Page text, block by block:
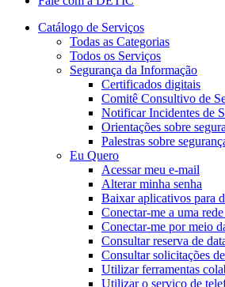
Catálogo de Serviços
Todas as Categorias
Todos os Serviços
Segurança da Informação
Certificados digitais
Comitê Consultivo de
Notificar Incidentes de
Orientações sobre
Palestras sobre
Eu Quero
Acessar meu e-mail
Alterar minha senha
Baixar aplicativos para
Conectar-me a uma
Conectar-me por meio
Consultar reserva de
Consultar solicitações
Utilizar ferramentas
Utilizar o serviço de